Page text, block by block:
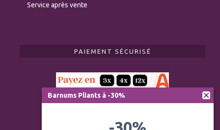
Service après vente
PAIEMENT SÉCURISÉ
Barnums Pliants à -30%